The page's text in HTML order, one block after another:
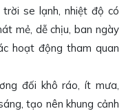
se lạnh, nhiệt độ có
mẻ, dễ chịu, ban ngày
hoạt động tham quan
đối khô ráo, ít mưa,
tạo nên khung cảnh